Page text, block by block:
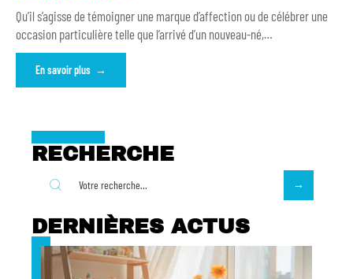
Qu’il s’agisse de témoigner une marque d’affection ou de célébrer une
occasion particulière telle que l’arrivé d’un nouveau-né,…
En savoir plus
RECHERCHE
DERNIÈRES ACTUS